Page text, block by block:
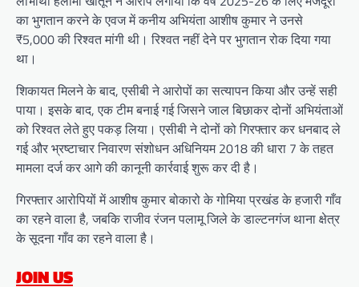
का भुगतान करने के एवज में कनीय अभियंता आशीष कुमार ने उनसे
₹5,000 की रिश्वत मांगी थी। रिश्वत नहीं देने पर भुगतान रोक दिया गया
था।
शिकायत मिलने के बाद, एसीबी ने आरोपों का सत्यापन किया और उन्हें सही
पाया। इसके बाद, एक टीम बनाई गई जिसने जाल बिछाकर दोनों अभियंताओं
को रिश्वत लेते हुए पकड़ लिया। एसीबी ने दोनों को गिरफ्तार कर धनबाद ले
गई और भ्रष्टाचार निवारण संशोधन अधिनियम 2018 की धारा 7 के तहत
मामला दर्ज कर आगे की कानूनी कार्रवाई शुरू कर दी है।
गिरफ्तार आरोपियों में आशीष कुमार बोकारो के गोमिया प्रखंड के हजारी गाँव
का रहने वाला है, जबकि राजीव रंजन पलामू जिले के डाल्टनगंज थाना क्षेत्र
के सूदना गाँव का रहने वाला है।
JOIN US